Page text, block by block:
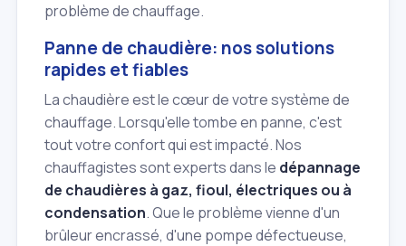
problème de chauffage.
Panne de chaudière: nos solutions
rapides et fiables
La chaudière est le cœur de votre système de
chauffage. Lorsqu'elle tombe en panne, c'est
tout votre confort qui est impacté. Nos
chauffagistes sont experts dans le dépannage
de chaudières à gaz, fioul, électriques ou à
condensation. Que le problème vienne d'un
brûleur encrassé, d'une pompe défectueuse,